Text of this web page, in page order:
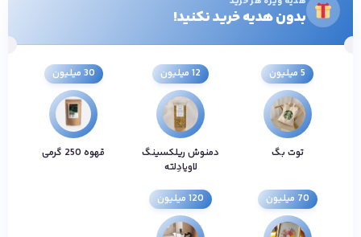
بدون هدیه خرید نکنید!
5 میلیون
توت بگ
12 میلیون
دمنوش ریلکسینگ
لاویادِلته
30 میلیون
قهوه 250 گرمی
70 میلیون 120 میلیون